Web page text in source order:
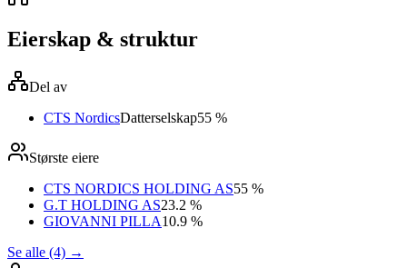
Eierskap & struktur
Del av
CTS NordicsDatterselskap55 %
Største eiere
CTS NORDICS HOLDING AS55 %
G.T HOLDING AS23.2 %
GIOVANNI PILLA10.9 %
Se alle (4) →